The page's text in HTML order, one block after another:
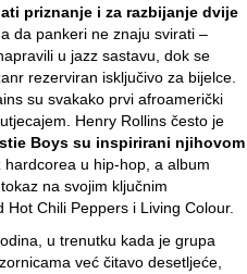
priznanje i za razbijanje dvije
da pankeri ne znaju svirati –
u jazz sastavu, dok se
rezerviran isključivo za bijelce.
su svakako prvi afroamerički
Henry Rollins često je
Boys su inspirirani njihovom
hardcorea u hip-hop, a album
na svojim ključnim
Chili Peppers i Living Colour.
u trenutku kada je grupa
već čitavo desetljeće,